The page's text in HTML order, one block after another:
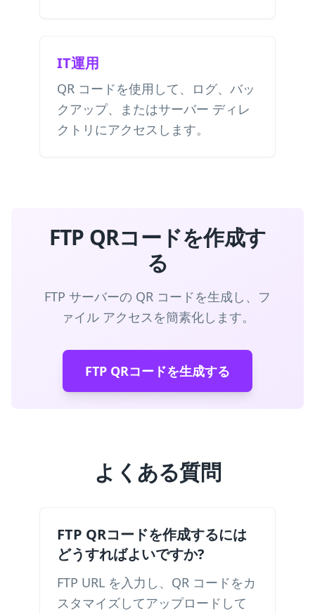
IT運用
QR コードを使用して、ログ、バッ
クアップ、またはサーバー ディレ
クトリにアクセスします。
FTP QRコードを作成す
る
FTP サーバーの QR コードを生成し、フ
ァイル アクセスを簡素化します。
FTP QRコードを生成する
よくある質問
FTP QRコードを作成するには
どうすればよいですか?
FTP URL を入力し、QR コードをカ
スタマイズしてアップロードして